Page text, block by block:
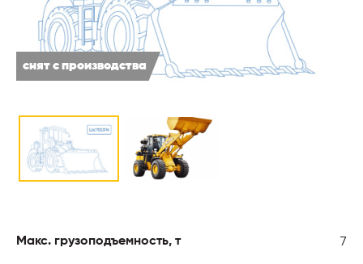
снят с производства
Макс. грузоподъемность, т 7